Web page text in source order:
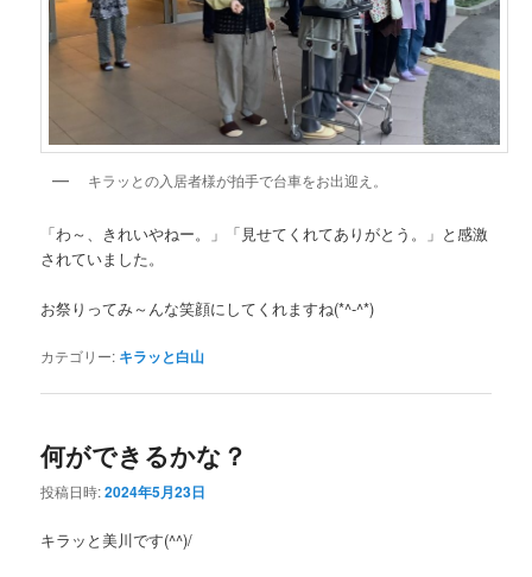
キラッとの入居者様が拍手で台車をお出迎え。
「わ～、きれいやねー。」「見せてくれてありがとう。」と感激
されていました。
お祭りってみ～んな笑顔にしてくれますね(*^-^*)
カテゴリー: キラッと白山
何ができるかな？
投稿日時:2024年5月23日
キラッと美川です(^^)/